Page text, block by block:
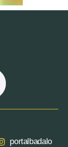
portalbadalo